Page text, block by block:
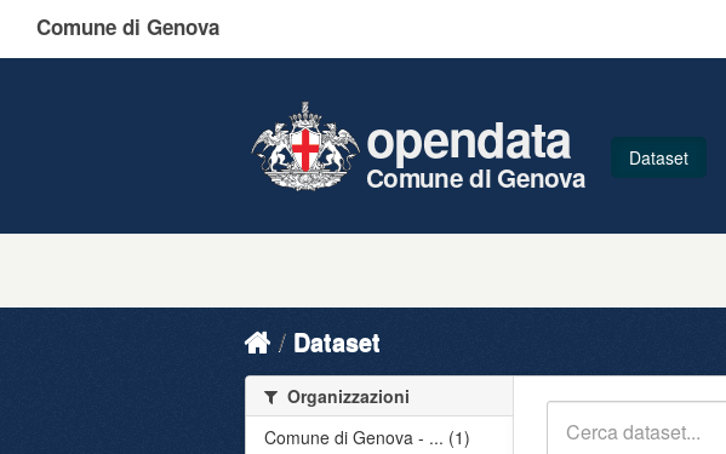
Comune di Genova
opendata
Comune di Genova
Dataset
Dataset
Organizzazioni
Comune di Genova - ... (1)